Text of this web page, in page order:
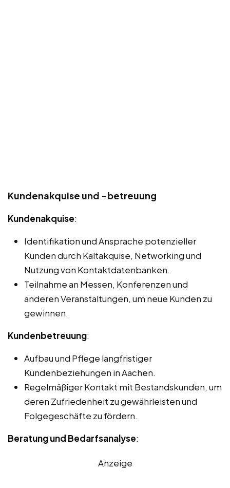
Kundenakquise und -betreuung
Kundenakquise:
Identifikation und Ansprache potenzieller
Kunden durch Kaltakquise, Networking und
Nutzung von Kontaktdatenbanken.
Teilnahme an Messen, Konferenzen und
anderen Veranstaltungen, um neue Kunden zu
gewinnen.
Kundenbetreuung:
Aufbau und Pflege langfristiger
Kundenbeziehungen in Aachen.
Regelmäßiger Kontakt mit Bestandskunden, um
deren Zufriedenheit zu gewährleisten und
Folgegeschäfte zu fördern.
Beratung und Bedarfsanalyse:
Anzeige